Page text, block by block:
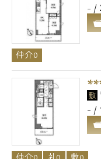
- /
仲介0
敷
- /